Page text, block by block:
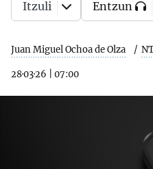
Juan Miguel Ochoa de Olza
28·03·26 07:00
Itzuli Entzun